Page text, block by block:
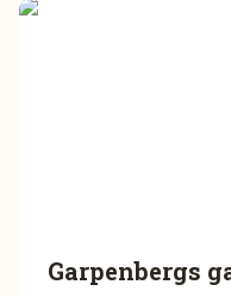
Garpenbergs